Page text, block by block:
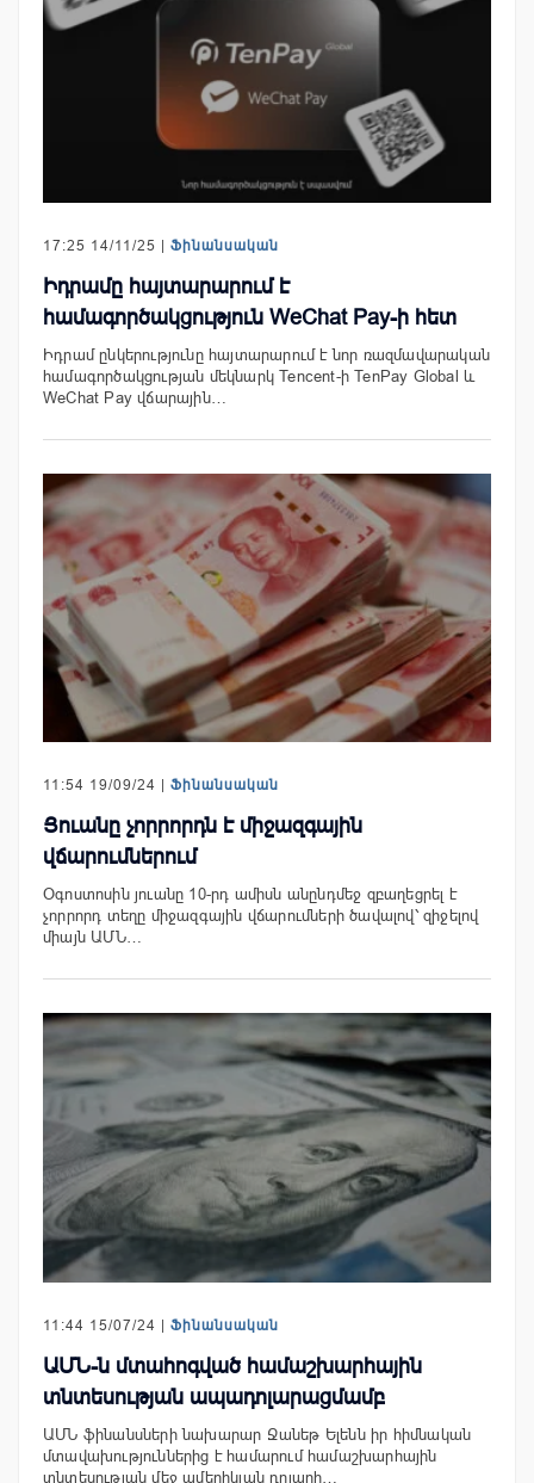
17:25 14/11/25 | Ֆինանսական
Իդրամը հայտարարում է
համագործակցություն WeChat Pay-ի հետ
Իդրամ ընկերությունը հայտարարում է նոր ռազմավարական
համագործակցության մեկնարկ Tencent-ի TenPay Global և
WeChat Pay վճարային…
11:54 19/09/24 | Ֆինանսական
Յուանը չորրորդն է միջազգային
վճարումներում
Օգոստոսին յուանը 10-րդ ամիսն անընդմեջ զբաղեցրել է
չորրորդ տեղը միջազգային վճարումների ծավալով՝ զիջելով
միայն ԱՄՆ…
11:44 15/07/24 | Ֆինանսական
ԱՄՆ-ն մտահոգված համաշխարհային
տնտեսության ապադոլարացմամբ
ԱՄՆ ֆինանսների նախարար Ջանեթ Ելենն իր հիմնական
մտավախություններից է համարում համաշխարհային
տնտեսության մեջ ամերիկյան դոլարի…